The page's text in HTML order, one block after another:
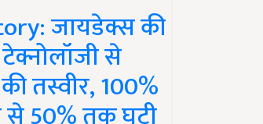
जायडेक्स की
से
तस्वीर, 100%